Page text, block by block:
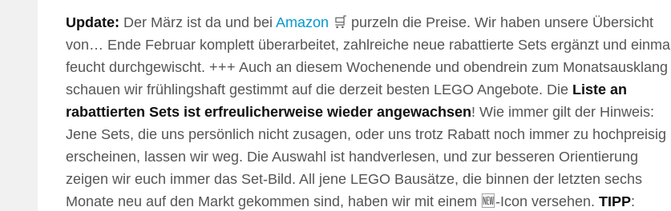
Update: Der März ist da und bei Amazon 🛒 purzeln die Preise. Wir haben unsere Übersicht
von… Ende Februar komplett überarbeitet, zahlreiche neue rabattierte Sets ergänzt und einmal
feucht durchgewischt. +++ Auch an diesem Wochenende und obendrein zum Monatsausklang
schauen wir frühlingshaft gestimmt auf die derzeit besten LEGO Angebote. Die Liste an
rabattierten Sets ist erfreulicherweise wieder angewachsen! Wie immer gilt der Hinweis:
Jene Sets, die uns persönlich nicht zusagen, oder uns trotz Rabatt noch immer zu hochpreisig
erscheinen, lassen wir weg. Die Auswahl ist handverlesen, und zur besseren Orientierung
zeigen wir euch immer das Set-Bild. All jene LEGO Bausätze, die binnen der letzten sechs
Monate neu auf den Markt gekommen sind, haben wir mit einem 🆕-Icon versehen. TIPP: